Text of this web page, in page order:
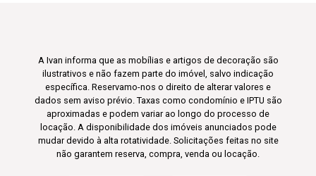
A Ivan informa que as mobílias e artigos de decoração são
ilustrativos e não fazem parte do imóvel, salvo indicação
específica. Reservamo-nos o direito de alterar valores e
dados sem aviso prévio. Taxas como condomínio e IPTU são
aproximadas e podem variar ao longo do processo de
locação. A disponibilidade dos imóveis anunciados pode
mudar devido à alta rotatividade. Solicitações feitas no site
não garantem reserva, compra, venda ou locação.